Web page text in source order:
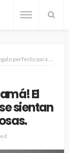
amadas, cómodas y estilosas.
El
sientan